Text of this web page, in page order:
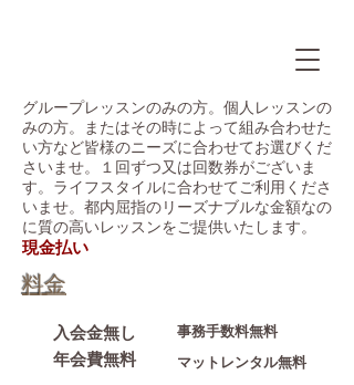
グループレッスンのみの方。個人レッスンの
みの方。またはその時によって組み合わせた
い方など皆様のニーズに合わせてお選びくだ
さいませ。１回ずつ又は回数券がございま
す。ライフスタイルに合わせてご利用くださ
いませ。都内屈指のリーズナブルな金額なの
に質の高いレッスンをご提供いたします。
​現金払い
料金
入会金無し
年会費無料
事務手数料無料
マットレンタル無料